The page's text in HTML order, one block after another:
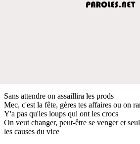
Sans attendre on assaillira les prods
Mec, c'est la fête, gères tes affaires ou on
Y'a pas qu'les loups qui ont les crocs
On veut changer, peut-être se venger et
les causes du vice